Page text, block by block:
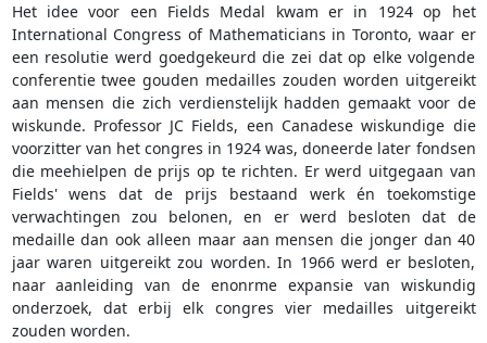
Het idee voor een Fields Medal kwam er in 1924 op het
International Congress of Mathematicians in Toronto, waar er
een resolutie werd goedgekeurd die zei dat op elke volgende
conferentie twee gouden medailles zouden worden uitgereikt
aan mensen die zich verdienstelijk hadden gemaakt voor de
wiskunde. Professor JC Fields, een Canadese wiskundige die
voorzitter van het congres in 1924 was, doneerde later fondsen
die meehielpen de prijs op te richten. Er werd uitgegaan van
Fields' wens dat de prijs bestaand werk én toekomstige
verwachtingen zou belonen, en er werd besloten dat de
medaille dan ook alleen maar aan mensen die jonger dan 40
jaar waren uitgereikt zou worden. In 1966 werd er besloten,
naar aanleiding van de enonrme expansie van wiskundig
onderzoek, dat erbij elk congres vier medailles uitgereikt
zouden worden.